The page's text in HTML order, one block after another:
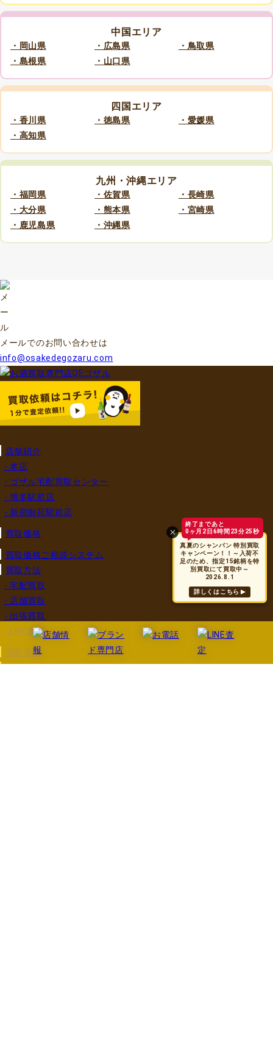
中国エリア
・岡山県 ・広島県
・鳥取県
・島根県
・山口県
四国エリア
・香川県 ・徳島県
・愛媛県
・高知県
九州・沖縄エリア
・福岡県 ・佐賀県
・長崎県
・大分県
・熊本県
・宮崎県
・鹿児島県
・沖縄県
メールでのお問い合わせは
info@osakedegozaru.com
店舗紹介
- 本店
- ゴザル宅配買取センター
- 博多駅前店
- 新宿御苑駅前店
買取価格
買取価格ご相談システム
買取方法
- 宅配買取
- 店舗買取
- 出張買取
- LINE買取
買取実績
終了まであと
0ヶ月2日6時間23分25秒
真夏のシャンパン 特別買取
キャンペーン！！～入荷不
足のため、指定15銘柄を特
別買取にて買取中～
2026.8.1
詳しくはこちら